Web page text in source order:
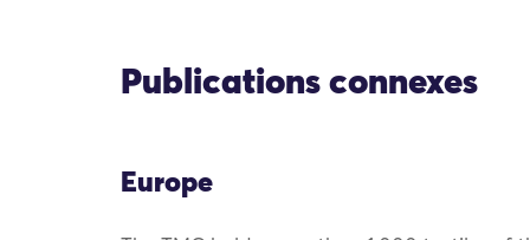
Publications connexes
Europe